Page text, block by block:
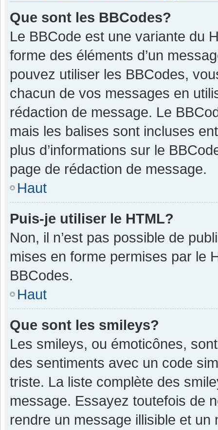
Que sont les BBCodes?
Le BBCode est une variante du
forme des éléments d’un
pouvez utiliser les BBCodes,
chacun de vos messages en
rédaction de message. Le
mais les balises sont incluses
plus d’informations sur le
page de rédaction de message.
Haut
Puis-je utiliser le HTML?
Non, il n’est pas possible de
mises en forme permises par le
BBCodes.
Haut
Que sont les smileys?
Les smileys, ou émoticônes,
des sentiments avec un code
triste. La liste complète des
message. Essayez toutefois de
rendre un message illisible et